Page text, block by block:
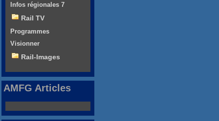
Infos régionales 7
Rail TV
Programmes
Visionner
Rail-Images
AMFG Articles